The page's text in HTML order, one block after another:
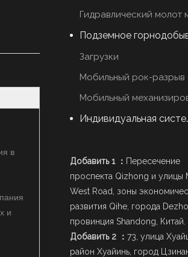
в
и
Загрузки
Мобильный рок-разрыв
Добавить 1 ： Пересечение
проспекта Qizhong и улицы
West Road, зоны
развития Qihe, города
провинция Shandong, Китай.
Добавить 2 ： 73, улица
район Хуайинь, город